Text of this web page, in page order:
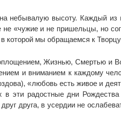
небывалую высоту. Каждый из
«чужие и не пришельцы, но
которой мы обращаемся к
Жизнью, Смертью и
и вниманием к каждому
«любовь есть живое и
в эти радостные дни
друга, в усердии не